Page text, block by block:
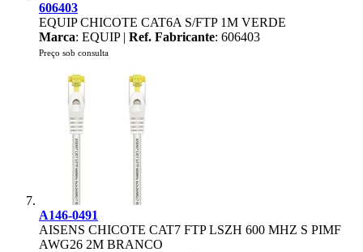
606403
EQUIP CHICOTE CAT6A S/FTP 1M VERDE
Marca: EQUIP | Ref. Fabricante: 606403
Preço sob consulta
A146-0491
AISENS CHICOTE CAT7 FTP LSZH 600 MHZ S PIMF
AWG26 2M BRANCO